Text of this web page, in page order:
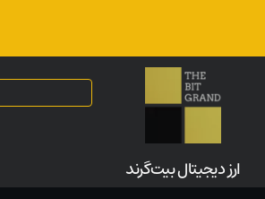
ارز‌ دیجیتال بیت‌گرند